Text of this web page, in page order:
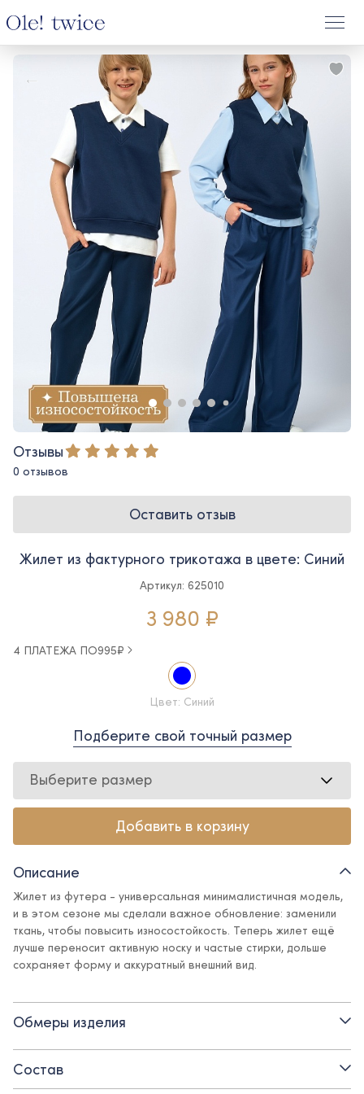
Отзывы
0 отзывов
Оставить отзыв
Жилет из фактурного трикотажа в цвете: Синий
Артикул: 625010
3 980 ₽
4 ПЛАТЕЖА ПО995₽
Цвет: Синий
Подберите свой точный размер
Выберите размер
Добавить в корзину
Описание
Жилет из футера - универсальная минималистичная модель,
и в этом сезоне мы сделали важное обновление: заменили
ткань, чтобы повысить износостойкость. Теперь жилет ещё
лучше переносит активную носку и частые стирки, дольше
сохраняет форму и аккуратный внешний вид.
Выполнен из высококачественного футера трехнитки,
небольшое содержание полиамида в составе (20%),
позволяет сохранять красивый внешний вид изделия, оно
меньше мнется, не выстирывается, обладает более гладкой
фактурой по сравнению с обычным футером.
Обмеры изделия
Состав